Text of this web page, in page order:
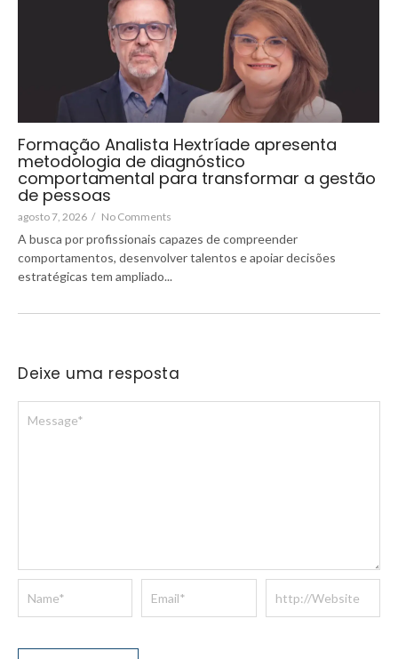
Formação Analista Hextríade apresenta
metodologia de diagnóstico
comportamental para transformar a gestão
de pessoas
agosto 7, 2026 / No Comments
A busca por profissionais capazes de compreender
comportamentos, desenvolver talentos e apoiar decisões
estratégicas tem ampliado...
Deixe uma resposta